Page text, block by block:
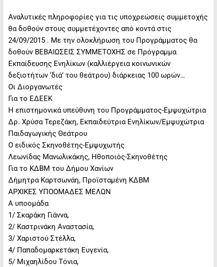
Αναλυτικές πληροφορίες για τις υποχρεώσεις συμμετοχής
θα δοθούν στους συμμετέχοντες από κοντά στις
24/09/2015 . Με την ολοκλήρωση του Προγράμματος θα
δοθούν ΒΕΒΑΙΩΣΕΙΣ ΣΥΜΜΕΤΟΧΗΣ σε Πρόγραμμα
Εκπαίδευσης Ενηλίκων (καλλιέργεια κοινωνικών
δεξιοτήτων ‘διά’ του θεάτρου) διάρκειας 100 ωρών…
Οι Διοργανωτές
Για το ΕΔΕΕΚ
Η επιστημονικά υπεύθυνη του Προγράμματος-Εμψυχώτρια
Δρ. Χρύσα Τερεζάκη, Εκπαιδεύτρια Ενηλίκων/Εμψυχώτρια
Παιδαγωγικής Θεάτρου
Ο ειδικός Σκηνοθέτης-Εμψυχωτής
Λεωνίδας Μανωλικάκης, Ηθοποιός-Σκηνοθέτης
Για το ΚΔΒΜ του Δήμου Χανίων
Δήμητρα Καρτσωνάη, Προϊσταμένη ΚΔΒΜ
ΑΡΧΙΚΕΣ ΥΠΟΟΜΑΔΕΣ ΜΕΛΩΝ
Α υποομάδα
1/ Σκαράκη Γιάννα,
2/ Καστρινάκη Αναστασία,
3/ Χαριστού Στέλλα,
4/ Παπαδομαρκετάκη Ευγενία,
5/ Μιχαηλίδου Τόνια,